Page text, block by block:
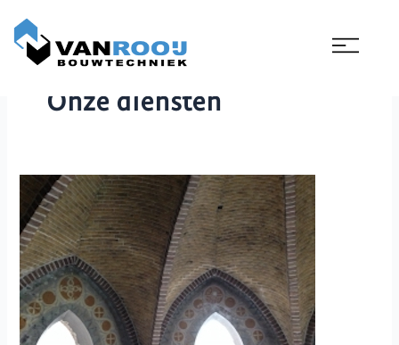
naar
Onze diensten
bericht
voor
layout
test